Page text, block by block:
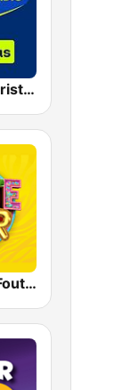
Sky Radio Christmas
Qmusic Het Foute Uur